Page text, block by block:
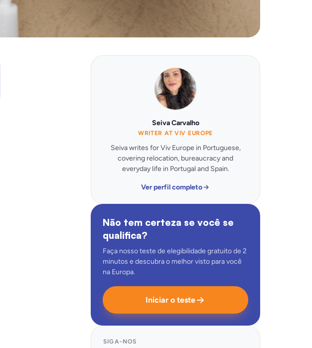
Seiva Carvalho
WRITER AT VIV EUROPE
Seiva writes for Viv Europe in Portuguese,
covering relocation, bureaucracy and
everyday life in Portugal and Spain.
Ver perfil completo
Não tem certeza se você se
qualifica?
Faça nosso teste de elegibilidade gratuito de 2
minutos e descubra o melhor visto para você
na Europa.
Iniciar o teste
SIGA-NOS